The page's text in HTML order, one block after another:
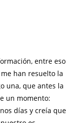
entre eso
han resuelto la
una, que antes la
un momento:
días y creía que